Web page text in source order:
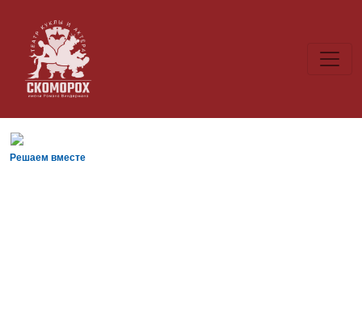
Решаем вместе